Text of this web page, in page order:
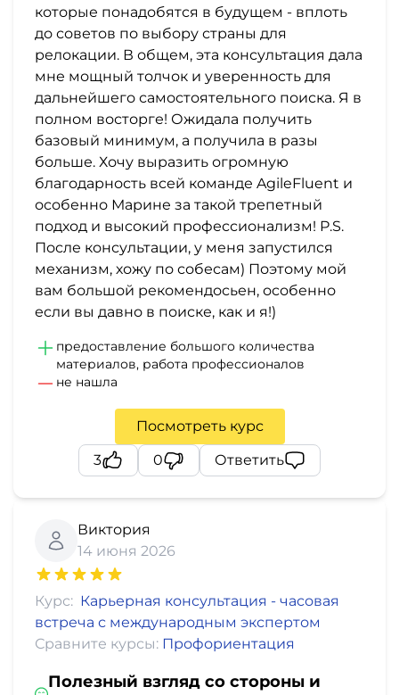
которые понадобятся в будущем - вплоть
до советов по выбору страны для
релокации. В общем, эта консультация дала
мне мощный толчок и уверенность для
дальнейшего самостоятельного поиска. Я в
полном восторге! Ожидала получить
базовый минимум, а получила в разы
больше. Хочу выразить огромную
благодарность всей команде AgileFluent и
особенно Марине за такой трепетный
подход и высокий профессионализм! P.S.
После консультации, у меня запустился
механизм, хожу по собесам) Поэтому мой
вам большой рекомендосьен, особенно
если вы давно в поиске, как и я!)
предоставление большого количества
материалов, работа профессионалов
не нашла
Посмотреть курс
3
0 Ответить
Виктория
14 июня 2026
Курс: Карьерная консультация - часовая
встреча с международным экспертом
Сравните курсы: Профориентация
Полезный взгляд со стороны и